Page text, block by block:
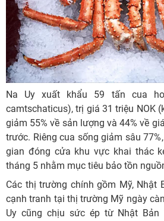
Na Uy xuất khẩu 59 tấn cua
camtschaticus), trị giá 31 triệu NOK
giảm 55% về sản lượng và 44% về
trước. Riêng cua sống giảm sâu
gian đóng cửa khu vực khai thác
tháng 5 nhằm mục tiêu bảo tồn
Các thị trường chính gồm Mỹ, Nhật
cạnh tranh tại thị trường Mỹ ngày
Uy cũng chịu sức ép từ Nhật Bản